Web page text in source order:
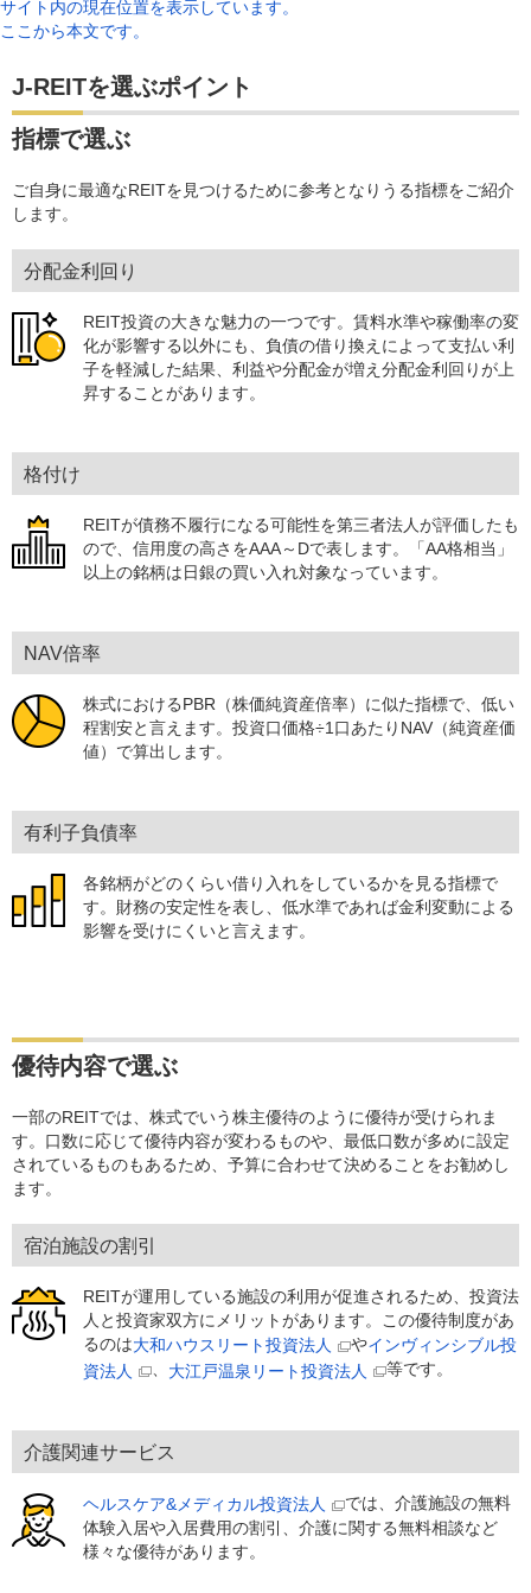
サイト内の現在位置を表示しています。
ここから本文です。
J-REITを選ぶポイント
指標で選ぶ
ご自身に最適なREITを見つけるために参考となりうる指標をご紹介
します。
分配金利回り
REIT投資の大きな魅力の一つです。賃料水準や稼働率の変
化が影響する以外にも、負債の借り換えによって支払い利
子を軽減した結果、利益や分配金が増え分配金利回りが上
昇することがあります。
格付け
REITが債務不履行になる可能性を第三者法人が評価したも
ので、信用度の高さをAAA～Dで表します。「AA格相当」
以上の銘柄は日銀の買い入れ対象なっています。
NAV倍率
株式におけるPBR（株価純資産倍率）に似た指標で、低い
程割安と言えます。投資口価格÷1口あたりNAV（純資産価
値）で算出します。
有利子負債率
各銘柄がどのくらい借り入れをしているかを見る指標で
す。財務の安定性を表し、低水準であれば金利変動による
影響を受けにくいと言えます。
優待内容で選ぶ
一部のREITでは、株式でいう株主優待のように優待が受けられま
す。口数に応じて優待内容が変わるものや、最低口数が多めに設定
されているものもあるため、予算に合わせて決めることをお勧めし
ます。
宿泊施設の割引
REITが運用している施設の利用が促進されるため、投資法
人と投資家双方にメリットがあります。この優待制度があ
るのは大和ハウスリート投資法人 やインヴィンシブル投
資法人
、 大江戸温泉リート投資法人 等です。
介護関連サービス
ヘルスケア&メディカル投資法人
では、介護施設の無料
体験入居や入居費用の割引、介護に関する無料相談など
様々な優待があります。